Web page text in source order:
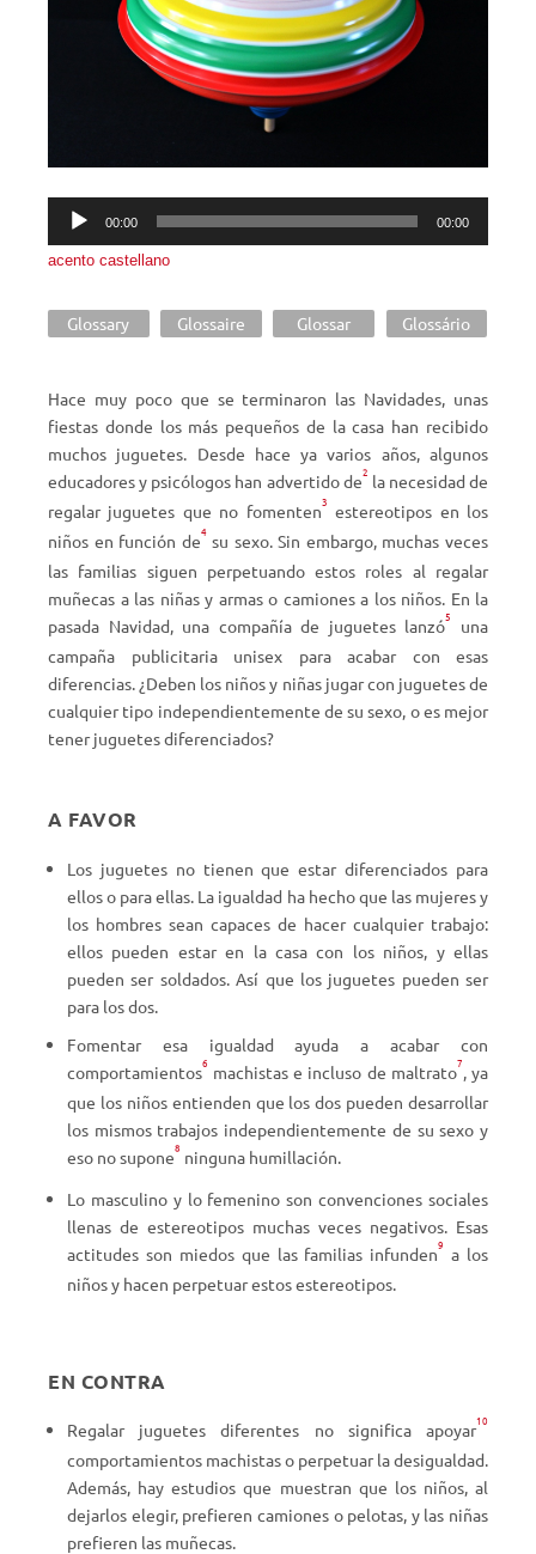
Reproductor
audio
00:00 00:00
acento castellano
Glossary Glossaire Glossar Glossário
Hace muy poco que se terminaron las Navidades, unas
fiestas donde los más pequeños de la casa han recibido
muchos juguetes. Desde hace ya varios años, algunos
educadores y psicólogos han advertido de2 la necesidad de
regalar juguetes que no fomenten3 estereotipos en los
niños en función de4 su sexo. Sin embargo, muchas veces
las familias siguen perpetuando estos roles al regalar
muñecas a las niñas y armas o camiones a los niños. En la
pasada Navidad, una compañía de juguetes lanzó5
una
campaña publicitaria unisex para acabar con esas
diferencias. ¿Deben los niños y niñas jugar con juguetes de
cualquier tipo independientemente de su sexo, o es mejor
tener juguetes diferenciados?
A FAVOR
Los juguetes no tienen que estar diferenciados para
ellos o para ellas. La igualdad ha hecho que las mujeres y
los hombres sean capaces de hacer cualquier trabajo:
ellos pueden estar en la casa con los niños, y ellas
pueden ser soldados. Así que los juguetes pueden ser
para los dos.
Fomentar esa igualdad ayuda a acabar con
comportamientos6 machistas e incluso de maltrato7, ya
que los niños entienden que los dos pueden desarrollar
los mismos trabajos independientemente de su sexo y
eso no supone8 ninguna humillación.
Lo masculino y lo femenino son convenciones sociales
llenas de estereotipos muchas veces negativos. Esas
actitudes son miedos que las familias infunden9 a los
niños y hacen perpetuar estos estereotipos.
EN CONTRA
Regalar juguetes diferentes no significa apoyar10
comportamientos machistas o perpetuar la desigualdad.
Además, hay estudios que muestran que los niños, al
dejarlos elegir, prefieren camiones o pelotas, y las niñas
prefieren las muñecas.